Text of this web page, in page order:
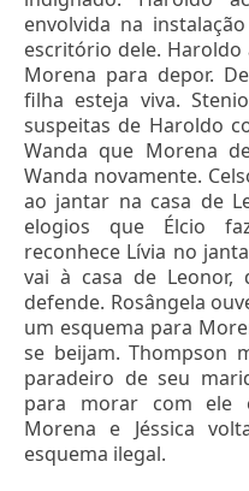
envolvida na
escritório dele. Haroldo
Morena para depor.
filha esteja viva.
suspeitas de Haroldo
Wanda que Morena
Wanda novamente.
ao jantar na casa de
elogios que Élcio
reconhece Lívia no
vai à casa de Leonor,
defende. Rosângela
um esquema para
se beijam. Thompson
paradeiro de seu
para morar com ele
Morena e Jéssica
esquema ilegal.